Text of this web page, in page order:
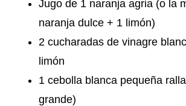
Jugo de 1 naranja agria (o la
naranja dulce + 1 limón)
2 cucharadas de vinagre
limón
1 cebolla blanca pequeña
grande)